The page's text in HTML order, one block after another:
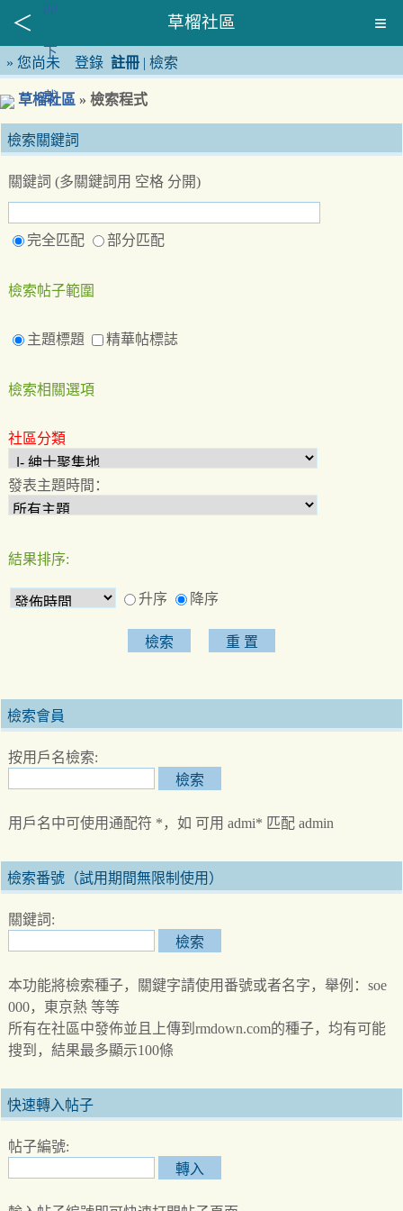
草榴社區
» 您尚未 登錄 註冊 | 檢索
草榴社區 » 檢索程式
檢索關鍵詞
關鍵詞 (多關鍵詞用 空格 分開)
完全匹配 部分匹配
檢索帖子範圍
主題標題 精華帖標誌
檢索相關選項
社區分類
發表主題時間：
結果排序:
升序 降序
檢索會員
按用戶名檢索:
用戶名中可使用通配符 *，如 可用 admi* 匹配 admin
檢索番號（試用期間無限制使用）
關鍵詞:
本功能將檢索種子，關鍵字請使用番號或者名字，舉例：soe
000，東京熱 等等
所有在社區中發佈並且上傳到rmdown.com的種子，均有可能
搜到，結果最多顯示100條
快速轉入帖子
帖子編號: